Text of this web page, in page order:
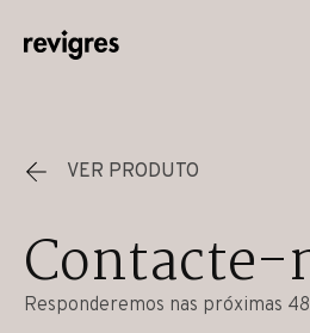
Saltar para o conteúdo principal
VER PRODUTO
Contacte-
Responderemos nas próximas